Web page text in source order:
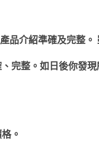
品介紹準確及完整。
完整。如日後你發
。